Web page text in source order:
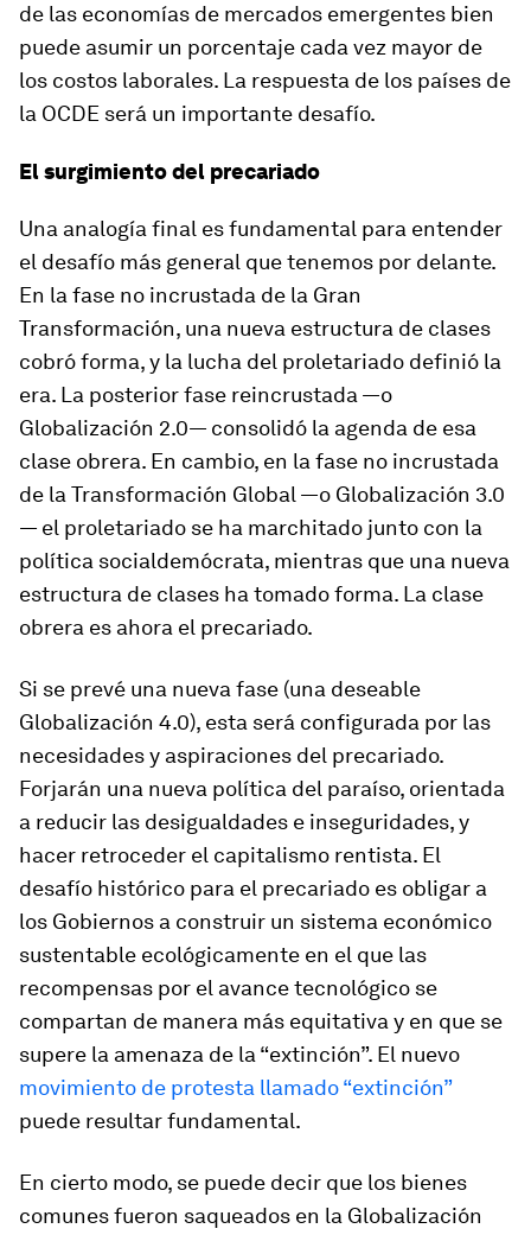
de las economías de mercados emergentes bien
puede asumir un porcentaje cada vez mayor de
los costos laborales. La respuesta de los países de
la OCDE será un importante desafío.
El surgimiento del precariado
Una analogía final es fundamental para entender
el desafío más general que tenemos por delante.
En la fase no incrustada de la Gran
Transformación, una nueva estructura de clases
cobró forma, y la lucha del proletariado definió la
era. La posterior fase reincrustada —o
Globalización 2.0— consolidó la agenda de esa
clase obrera. En cambio, en la fase no incrustada
de la Transformación Global —o Globalización 3.0
— el proletariado se ha marchitado junto con la
política socialdemócrata, mientras que una nueva
estructura de clases ha tomado forma. La clase
obrera es ahora el precariado.
Si se prevé una nueva fase (una deseable
Globalización 4.0), esta será configurada por las
necesidades y aspiraciones del precariado.
Forjarán una nueva política del paraíso, orientada
a reducir las desigualdades e inseguridades, y
hacer retroceder el capitalismo rentista. El
desafío histórico para el precariado es obligar a
los Gobiernos a construir un sistema económico
sustentable ecológicamente en el que las
recompensas por el avance tecnológico se
compartan de manera más equitativa y en que se
supere la amenaza de la “extinción”. El nuevo
movimiento de protesta llamado “extinción”
puede resultar fundamental.
En cierto modo, se puede decir que los bienes
comunes fueron saqueados en la Globalización